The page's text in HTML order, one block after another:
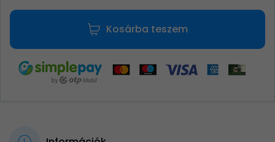
Kosárba teszem